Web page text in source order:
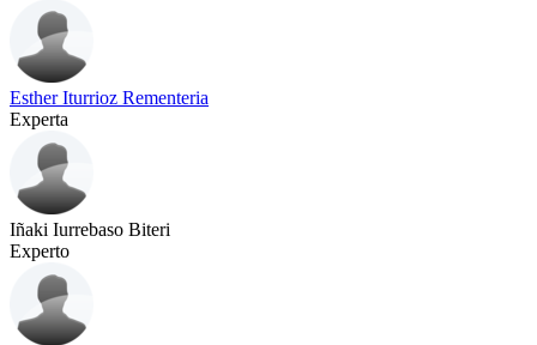
Esther Iturrioz Rementeria
Experta
Iñaki Iurrebaso Biteri
Experto